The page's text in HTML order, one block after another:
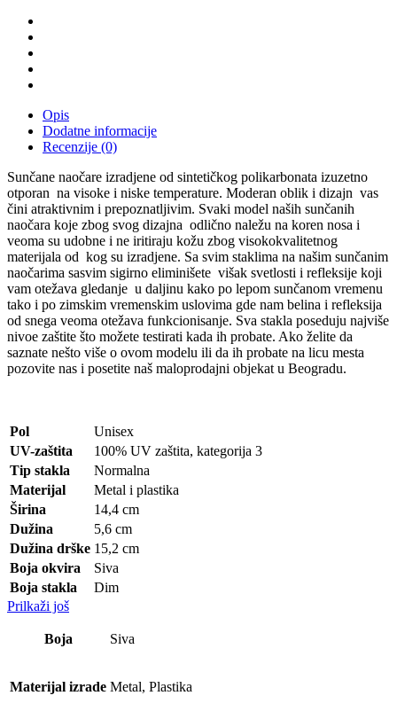
Opis
Dodatne informacije
Recenzije (0)
Sunčane naočare izradjene od sintetičkog polikarbonata izuzetno
otporan na visoke i niske temperature. Moderan oblik i dizajn vas
čini atraktivnim i prepoznatljivim. Svaki model naših sunčanih
naočara koje zbog svog dizajna odlično naležu na koren nosa i
veoma su udobne i ne iritiraju kožu zbog visokokvalitetnog
materijala od kog su izradjene. Sa svim staklima na našim sunčanim
naočarima sasvim sigirno eliminišete višak svetlosti i refleksije koji
vam otežava gledanje u daljinu kako po lepom sunčanom vremenu
tako i po zimskim vremenskim uslovima gde nam belina i refleksija
od snega veoma otežava funkcionisanje. Sva stakla poseduju najviše
nivoe zaštite što možete testirati kada ih probate. Ako želite da
saznate nešto više o ovom modelu ili da ih probate na licu mesta
pozovite nas i posetite naš maloprodajni objekat u Beogradu.
Pol
Unisex
UV-zaštita
100% UV zaštita, kategorija 3
Tip stakla
Normalna
Materijal
Metal i plastika
Širina
14,4 cm
Dužina
5,6 cm
Dužina drške 15,2 cm
Boja okvira
Siva
Boja stakla
Dim
Prilkaži još
Boja Siva
Materijal izrade Metal, Plastika